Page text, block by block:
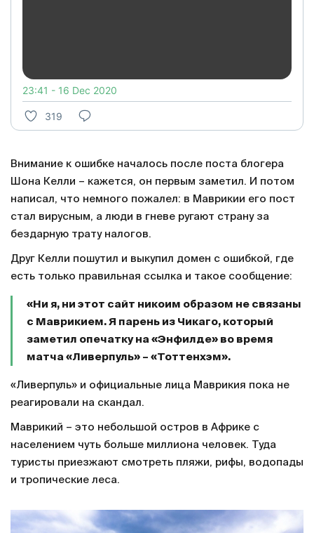
23:41 - 16 Dec 2020
319
Внимание к ошибке началось после поста блогера
Шона Келли – кажется, он первым заметил. И потом
написал, что немного пожалел: в Маврикии его пост
стал вирусным, а люди в гневе ругают страну за
бездарную трату налогов.
Друг Келли пошутил и выкупил домен с ошибкой, где
есть только правильная ссылка и такое сообщение:
«Ни я, ни этот сайт никоим образом не связаны
с Маврикием. Я парень из Чикаго, который
заметил опечатку на «Энфилде» во время
матча «Ливерпуль» – «Тоттенхэм».
«Ливерпуль» и официальные лица Маврикия пока не
реагировали на скандал.
Маврикий – это небольшой остров в Африке с
населением чуть больше миллиона человек. Туда
туристы приезжают смотреть пляжи, рифы, водопады
и тропические леса.